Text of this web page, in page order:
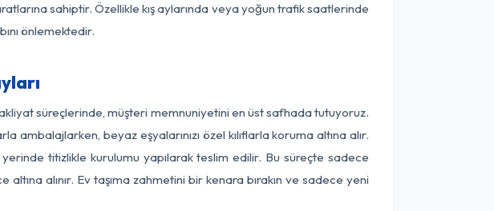
sahiptir. Özellikle kış aylarında veya yoğun trafik saatlerinde
önlemektedir.
süreçlerinde, müşteri memnuniyetini en üst safhada tutuyoruz.
beyaz eşyalarınızı özel kılıflarla koruma altına alır.
titizlikle kurulumu yapılarak teslim edilir. Bu süreçte sadece
altına alınır. Ev taşıma zahmetini bir kenara bırakın ve sadece yeni